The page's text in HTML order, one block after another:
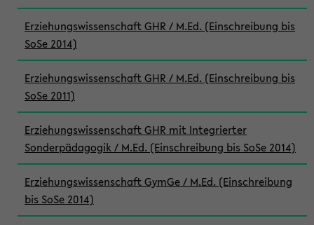
Erziehungswissenschaft GHR / M.Ed. (Einschreibung bis
SoSe 2014)
Erziehungswissenschaft GHR / M.Ed. (Einschreibung bis
SoSe 2011)
Erziehungswissenschaft GHR mit Integrierter
Sonderpädagogik / M.Ed. (Einschreibung bis SoSe 2014)
Erziehungswissenschaft GymGe / M.Ed. (Einschreibung
bis SoSe 2014)